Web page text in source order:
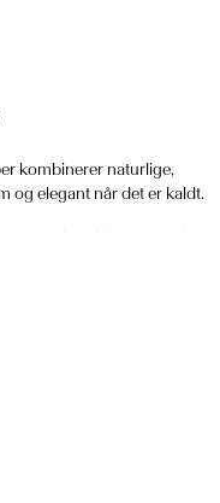
kombinerer naturlige,
og elegant når det er kaldt.
vår kombinerer sømløst
deg både komfortabel og
og isolerende
det er mot garderoben.